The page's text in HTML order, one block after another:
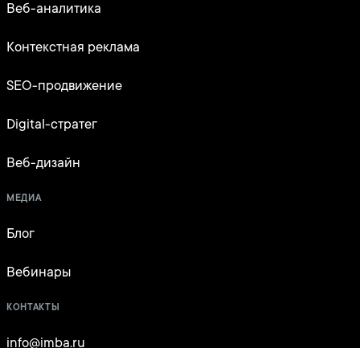
Веб-аналитика
Контекстная реклама
SEO-продвижение
Digital-стратег
Веб-дизайн
МЕДИА
Блог
Вебинары
КОНТАКТЫ
info@imba.ru